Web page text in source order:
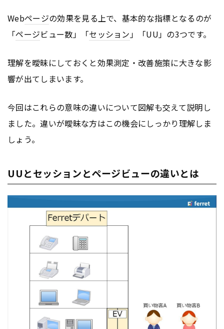
Webページの効果を見る上で、基本的な指標となるのが
「ページビュー数」「セッション」「UU」の3つです。
理解を曖昧にしておくと効果測定・改善施策に大きな影
響が出てしまいます。
今回はこれらの意味の違いについて図解も交えて説明し
ました。違いが曖昧な方はこの機会にしっかり理解しま
しょう。
UUとセッションとページビューの違いとは